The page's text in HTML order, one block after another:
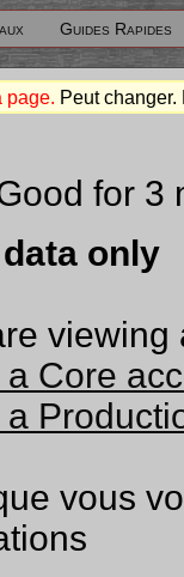
Guides Rapides
page. Peut
for 3
only
viewing
Core
vous